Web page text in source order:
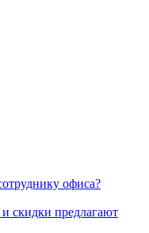
офиса?